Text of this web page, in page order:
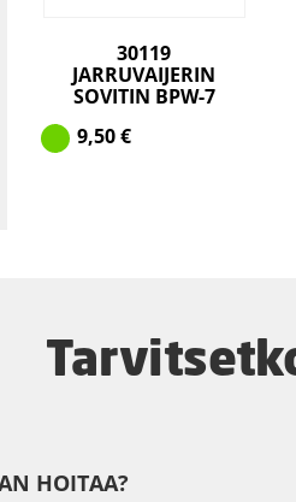
30119
JARRUVAIJERIN
SOVITIN BPW-7
9,50€
HOITAA?